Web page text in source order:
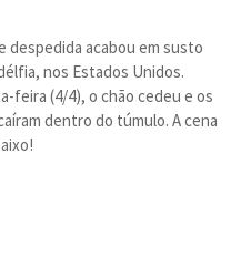
despedida acabou em susto
nos Estados Unidos.
feira (4/4), o chão cedeu e os
dentro do túmulo. A cena